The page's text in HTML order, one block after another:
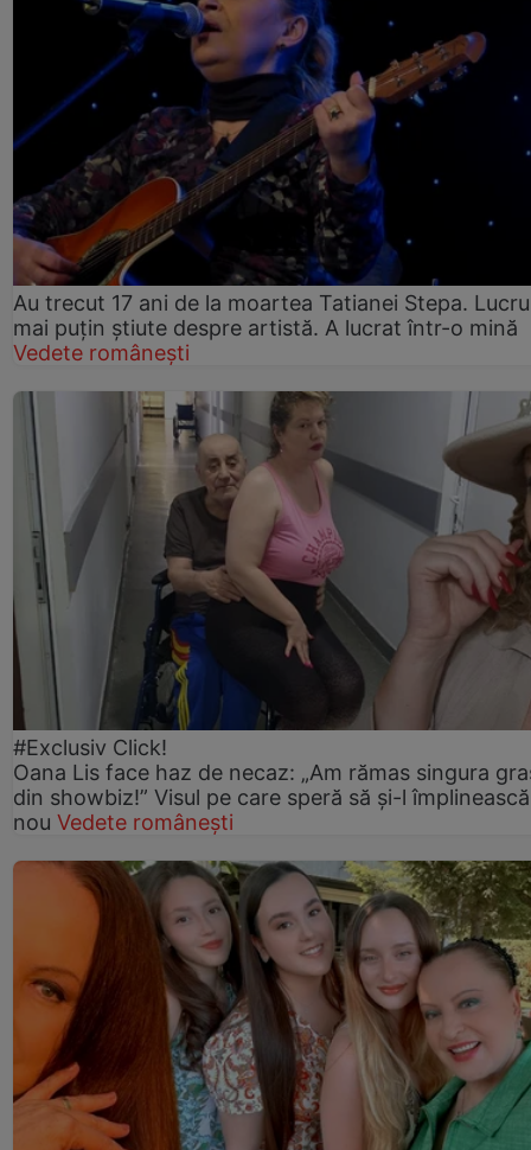
Au trecut 17 ani de la moartea Tatianei Stepa.
mai puțin știute despre artistă. A lucrat într-o mină
Vedete românești
#Exclusiv Click!
Oana Lis face haz de necaz: „Am rămas singura
din showbiz!” Visul pe care speră să și-l
nou Vedete românești